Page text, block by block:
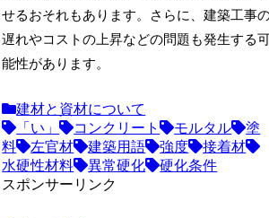
せるおそれもあります。さらに、建築工事
遅れやコストの上昇などの問題も発生する
能性があります。
建材と資材について
「い」
コンクリート モルタル
塗
料
左官材 建築用語 強度
接着材
水硬性材料
異常硬化
硬化条件
スポンサーリンク